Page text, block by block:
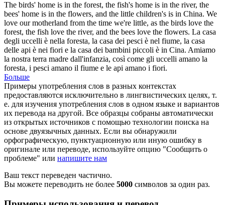
The birds' home is in the forest, the fish's home is in the river, the
bees' home is in the flowers, and the little children's is in China. We
love ourmotherland from the time we're little, as the birds love the
forest, the fish love the river, and the bees love the flowers. La casa
degli uccelli è nella foresta, la casa dei pesci è nel fiume, la casa
delle api è nei fiori e la casa dei bambini piccoli è in Cina. Amiamo
la nostra terra madre dall'infanzia, così come gli uccelli amano la
foresta, i pesci amano il fiume e le api amano i fiori.
Больше
Примеры употребления слов в разных контекстах
предоставляются исключительно в лингвистических целях, т.
е. для изучения употребления слов в одном языке и вариантов
их перевода на другой. Все образцы собраны автоматически
из открытых источников с помощью технологии поиска на
основе двуязычных данных. Если вы обнаружили
орфографическую, пунктуационную или иную ошибку в
оригинале или переводе, используйте опцию "Сообщить о
проблеме" или напишите нам
Ваш текст переведен частично.
Вы можете переводить не более 5000 символов за один раз.